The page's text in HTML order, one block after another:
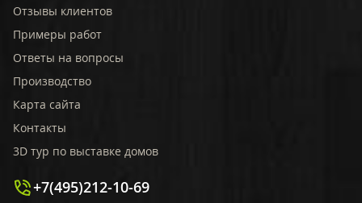
Отзывы клиентов
Примеры работ
Ответы на вопросы
Производство
Карта сайта
Контакты
3D тур по выставке домов
+7(495)212-10-69